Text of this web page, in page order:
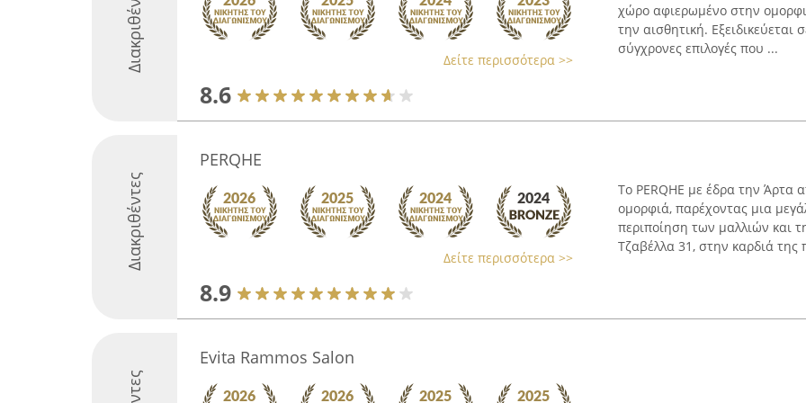
Διακριθέντες Δείτε περισσότερα >>
8.6
χώρο αφιερωμένο στην
την αισθητική.
σύγχρονες επιλογές που ...
Διακριθέντες
PERQHE
Δείτε περισσότερα >>
8.9
Το PERQHE με έδρα την Άρτα
ομορφιά, παρέχοντας μια
περιποίηση των μαλλιών και
Τζαβέλλα 31, στην καρδιά της
Evita Rammos Salon